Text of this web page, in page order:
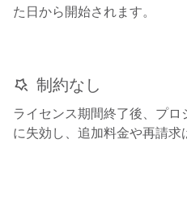
た日から開始されます。
制約なし
ライセンス期間終了後、プ
に失効し、追加料金や再請求